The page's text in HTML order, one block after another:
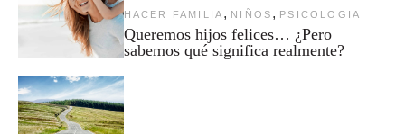
HACER FAMILIA , NIÑOS , PSICOLOGIA
Queremos hijos felices… ¿Pero
sabemos qué significa realmente?